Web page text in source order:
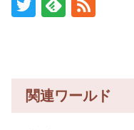
関連ワールド